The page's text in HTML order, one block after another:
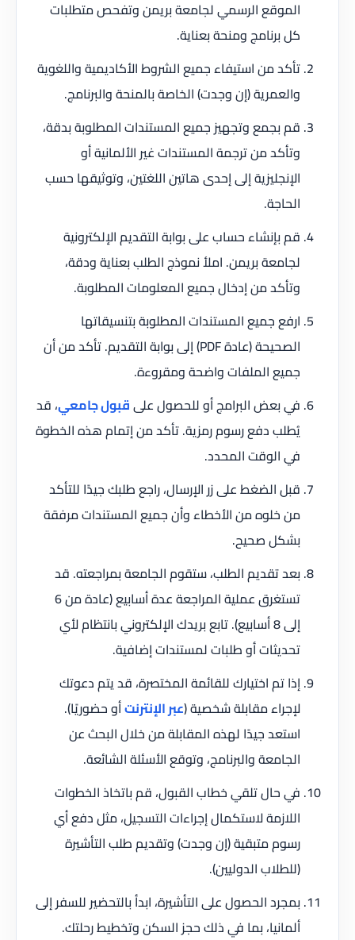
الموقع الرسمي لجامعة بريمن وتفحص متطلبات
كل برنامج ومنحة بعناية.
تأكد من استيفاء جميع الشروط الأكاديمية واللغوية
والعمرية (إن وجدت) الخاصة بالمنحة والبرنامج.
قم بجمع وتجهيز جميع المستندات المطلوبة بدقة،
وتأكد من ترجمة المستندات غير الألمانية أو
الإنجليزية إلى إحدى هاتين اللغتين، وتوثيقها حسب
الحاجة.
قم بإنشاء حساب على بوابة التقديم الإلكترونية
لجامعة بريمن. املأ نموذج الطلب بعناية ودقة،
وتأكد من إدخال جميع المعلومات المطلوبة.
ارفع جميع المستندات المطلوبة بتنسيقاتها
الصحيحة (عادة PDF) إلى بوابة التقديم. تأكد من أن
جميع الملفات واضحة ومقروءة.
في بعض البرامج أو للحصول علىقبول جامعي، قد
يُطلب دفع رسوم رمزية. تأكد من إتمام هذه الخطوة
في الوقت المحدد.
قبل الضغط على زر الإرسال، راجع طلبك جيدًا للتأكد
من خلوه من الأخطاء وأن جميع المستندات مرفقة
بشكل صحيح.
بعد تقديم الطلب، ستقوم الجامعة بمراجعته. قد
تستغرق عملية المراجعة عدة أسابيع (عادة من 6
إلى 8 أسابيع). تابع بريدك الإلكتروني بانتظام لأي
تحديثات أو طلبات لمستندات إضافية.
إذا تم اختيارك للقائمة المختصرة، قد يتم دعوتك
لإجراء مقابلة شخصية (عبر الإنترنتأو حضوريًا).
استعد جيدًا لهذه المقابلة من خلال البحث عن
الجامعة والبرنامج، وتوقع الأسئلة الشائعة.
في حال تلقي خطاب القبول، قم باتخاذ الخطوات
اللازمة لاستكمال إجراءات التسجيل، مثل دفع أي
رسوم متبقية (إن وجدت) وتقديم طلب التأشيرة
(للطلاب الدوليين).
بمجرد الحصول على التأشيرة، ابدأ بالتحضير للسفر إلى
ألمانيا، بما في ذلك حجز السكن وتخطيط رحلتك.